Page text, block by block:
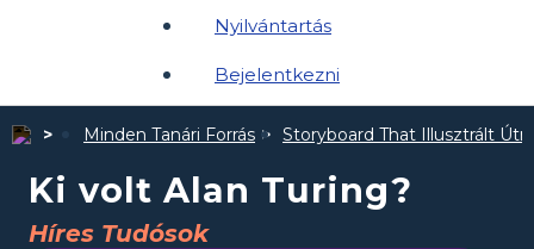
Nyilvántartás
Bejelentkezni
Minden Tanári Forrás Storyboard That Illusztrált
Ki volt Alan Turing?
Híres Tudósok